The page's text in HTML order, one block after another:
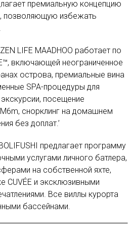
премиальную концепцию
позволяющую избежать
LIFE MAADHOO работает по
включающей неограниченное
острова, премиальные вина
SPA-процедуры для
посещение
снорклинг на домашнем
без доплат.’
предлагает программу
услугами личного батлера,
на собственной яхте,
CUVÉE и эксклюзивными
Все виллы курорта
бассейнами.